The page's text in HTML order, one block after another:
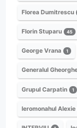
Florea Dumitrescu
Florin Stuparu 45
George Vrana 1
Generalul
Grupul Carpatin 1
Ieromonahul Alexie